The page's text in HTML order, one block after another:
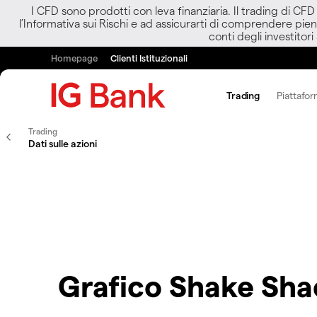
I CFD sono prodotti con leva finanziaria. Il trading di
l’Informativa sui Rischi e ad assicurarti di comprendere
conti degli investitori
Homepage Clienti Istituzionali
Trading
Trading
Dati sulle azioni
Grafico Shake